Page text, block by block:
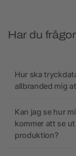
Har du
Hur ska
allbranded mig
Kan jag se hur
kommer att se
produktion?